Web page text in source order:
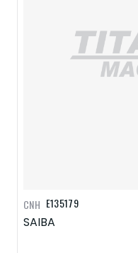
E135179
SAIBA
CNH